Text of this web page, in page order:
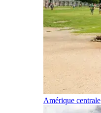
Amérique centrale